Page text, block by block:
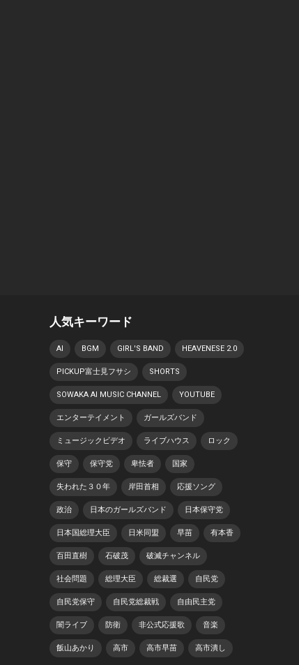
人気キーワード
AI BGM GIRL'S BAND HEAVENESE 2.0
PICKUP富士見フサシ SHORTS
SOWAKA AI MUSIC CHANNEL YOUTUBE
エンターテイメント ガールズバンド
ミュージックビデオ ライブハウス ロック
保守 保守党 卑怯者 国家
失われた３０年 岸田首相 応援ソング
政治 日本のガールズバンド 日本保守党
日本国総理大臣 日米同盟 早苗 有本香
百田直樹 石破茂 破滅チャンネル
社会問題 総理大臣 総裁選 自民党
自民党保守 自民党総裁戦 自由民主党
闇ライブ 防衛 非公式応援歌 音楽
飯山あかり 高市 高市早苗 高市潰し